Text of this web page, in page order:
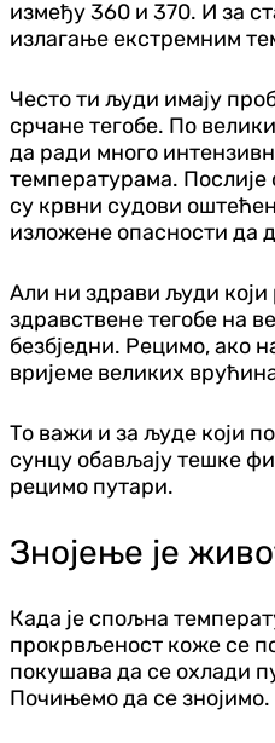
између 360 и 370. И за
излагање екстремним
Често ти људи имају
срчане тегобе. По
да ради много
температурама. Послије
су крвни судови
изложене опасности да
Али ни здрави људи који
здравствене тегобе на
безбједни. Рецимо, ако
вријеме великих
То важи и за људе који
сунцу обављају тешке
рецимо путари.
Знојење је
Када је спољна
прокрвљеност коже се
покушава да се охлади
Почињемо да се знојимо.